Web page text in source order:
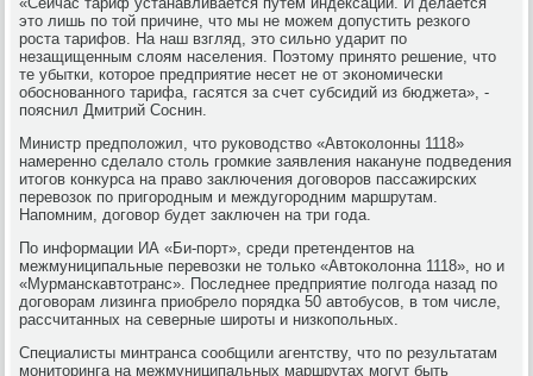
это лишь по той причине, что мы не можем допустить резкого
роста тарифов. На наш взгляд, это сильно ударит по
незащищенным слоям населения. Поэтому принято решение, что
те убытки, которое предприятие несет не от экономически
обоснованного тарифа, гасятся за счет субсидий из бюджета», -
пояснил Дмитрий Соснин.
Министр предположил, что руководство «Автоколонны 1118»
намеренно сделало столь громкие заявления накануне подведения
итогов конкурса на право заключения договоров пассажирских
перевозок по пригородным и междугородним маршрутам.
Напомним, договор будет заключен на три года.
По информации ИА «Би-порт», среди претендентов на
межмуниципальные перевозки не только «Автоколонна 1118», но и
«Мурманскавтотранс». Последнее предприятие полгода назад по
договорам лизинга приобрело порядка 50 автобусов, в том числе,
рассчитанных на северные широты и низкопольных.
Специалисты минтранса сообщили агентству, что по результатам
мониторинга на межмуниципальных маршрутах могут быть